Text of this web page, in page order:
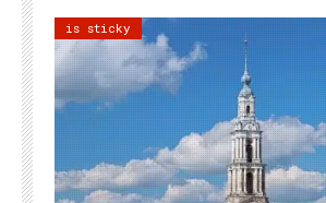
is sticky